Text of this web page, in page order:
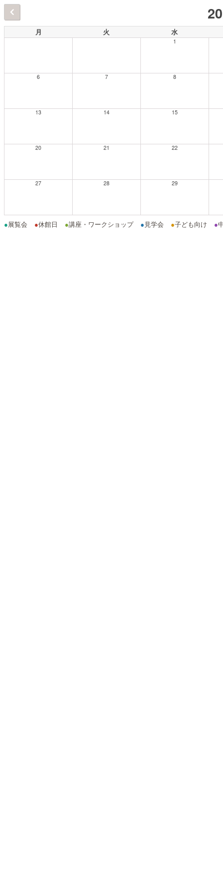
月 火 水
1
6 7 8
13 14 15
20 21 22
27 28 29
●展覧会 ●休館日 ●講座・ワークショップ ● 見学会 ●子ども向け ●